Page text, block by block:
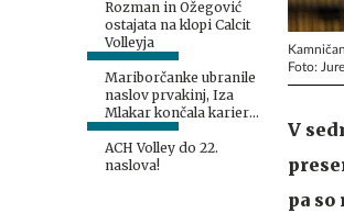
Rozman in Ožegović
ostajata na klopi Calcit
Volleyja
Mariborčanke ubranile
naslov prvakinj, Iza
Mlakar končala kariero:
Toje bila moja zadnja
tekma
ACH Volley do 22.
naslova!
Foto:
V
pa